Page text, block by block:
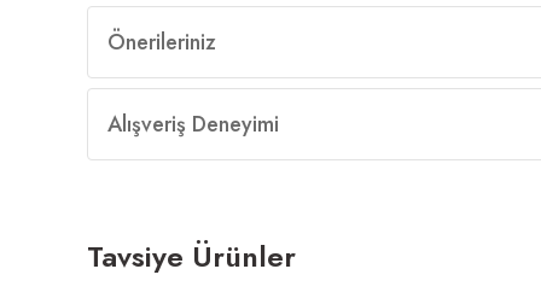
Önerileriniz
Alışveriş Deneyimi
Tavsiye Ürünler